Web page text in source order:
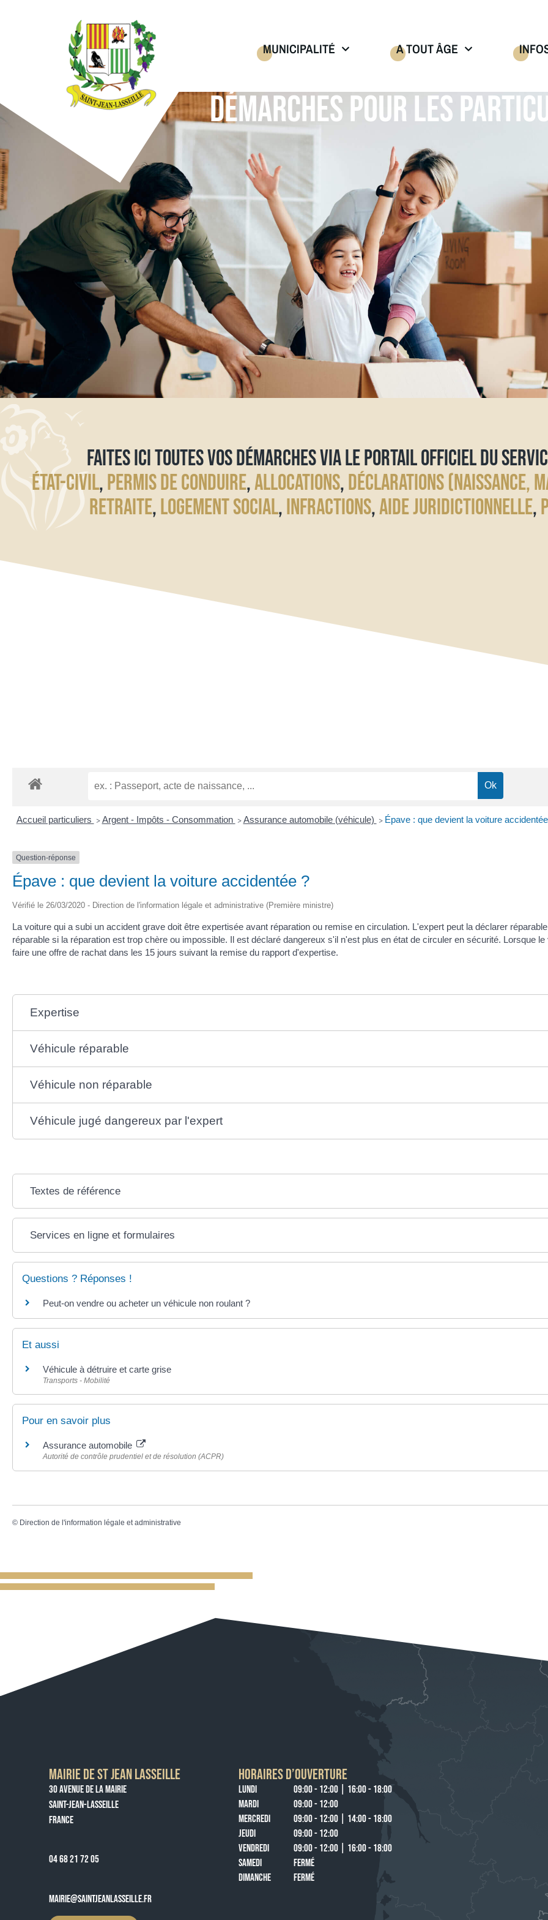
MUNICIPALITÉ A TOUT ÂGE
DÉMARCHES POUR LES
FAITES ICI TOUTES VOS DÉMARCHES VIA LE PORTAIL OFFICIEL DU
ÉTAT-CIVIL,PERMIS DE CONDUIRE,ALLOCATIONS,DÉCLARATIONS (NAISSANCE,
RETRAITE,LOGEMENT SOCIAL,INFRACTIONS,AIDE JURIDICTIONNELLE,
Accueil particuliers > Argent - Impôts - Consommation > Assurance automobile (véhicule) > Épave : que devient la voiture
Question-réponse
Épave : que devient la voiture accidentée ?
Vérifié le 26/03/2020 - Direction de l'information légale et administrative (Première ministre)
La voiture qui a subi un accident grave doit être expertisée avant réparation ou remise en circulation. L'expert peut la déclarer
réparable si la réparation est trop chère ou impossible. Il est déclaré dangereux s'il n'est plus en état de circuler en sécurité. Lorsque
faire une offre de rachat dans les 15 jours suivant la remise du rapport d'expertise.
Expertise
Véhicule réparable
Véhicule non réparable
Véhicule jugé dangereux par l'expert
Textes de référence
Services en ligne et formulaires
Questions ? Réponses !
Peut-on vendre ou acheter un véhicule non roulant ?
Et aussi
Véhicule à détruire et carte grise
Transports - Mobilité
Pour en savoir plus
Assurance automobile
Autorité de contrôle prudentiel et de résolution (ACPR)
© Direction de l'information légale et administrative
MAIRIE DE ST JEAN LASSEILLE
30 AVENUE DE LA MAIRIE
SAINT-JEAN-LASSEILLE
FRANCE
04 68 21 72 05
MAIRIE@SAINTJEANLASSEILLE.FR
HORAIRES D’OUVERTURE
LUNDI
09:00 - 12:00 | 16:00 - 18:00
MARDI
09:00 - 12:00
MERCREDI
09:00 - 12:00 | 14:00 - 18:00
JEUDI
09:00 - 12:00
VENDREDI
09:00 - 12:00 | 16:00 - 18:00
SAMEDI
FERMÉ
DIMANCHE
FERMÉ